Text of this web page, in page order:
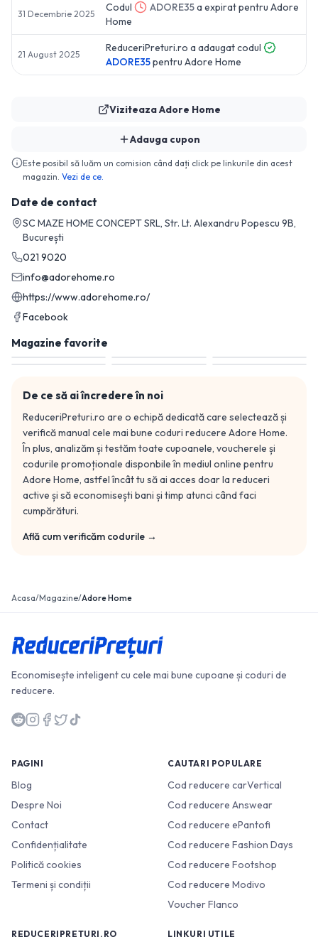
ViziteazaAdore Home
Adauga cupon
Este posibil să luăm un comision când dați click pe linkurile din acest
magazin. Vezi de ce.
Date de contact
SC MAZE HOME CONCEPT SRL, Str. Lt. Alexandru Popescu 9B,
București
021 9020
info@adorehome.ro
https://www.adorehome.ro/
Facebook
Magazine favorite
De ce să ai încredere în noi
ReduceriPreturi.ro are o echipă dedicată care selectează și
verifică manual cele mai bune coduri reducere Adore Home.
În plus, analizăm și testăm toate cupoanele, voucherele și
codurile promoționale disponbile în mediul online pentru
Adore Home, astfel încât tu să ai acces doar la reduceri
active și să economisești bani și timp atunci când faci
cumpărături.
Află cum verificăm codurile →
31 Decembrie 2025
Codul ADORE35a expirat pentru Adore
Home
21 August 2025
ReduceriPreturi.ro a adaugat codul
ADORE35pentru Adore Home
Acasa/Magazine/Adore Home
Economisește inteligent cu cele mai bune cupoane și coduri de
reducere.
PAGINI
Blog
Despre Noi
Contact
Confidențialitate
Politică cookies
Termeni și condiții
CAUTARI POPULARE
Cod reducere carVertical
Cod reducere Answear
Cod reducere ePantofi
Cod reducere Fashion Days
Cod reducere Footshop
Cod reducere Modivo
Voucher Flanco
REDUCERIPRETURI.RO LINKURI UTILE